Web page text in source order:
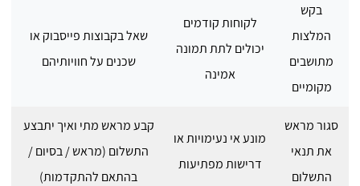
בקש
המלצות
מתושבים
מקומיים
לקוחות קודמים
יכולים לתת תמונה
אמינה
שאל בקבוצות פייסבוק או
שכנים על חוויותיהם
סגור מראש
את תנאי
התשלום
מונע אי נעימויות או
דרישות מפתיעות
קבע מראש מתי ואיך יתבצע
התשלום (מראש / בסיום /
בהתאם להתקדמות)